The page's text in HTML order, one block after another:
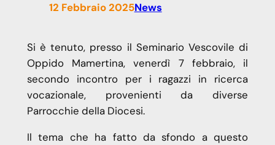
12 Febbraio 2025News
Si è tenuto, presso il Seminario Vescovile di
Oppido Mamertina, venerdì 7 febbraio, il
secondo incontro per i ragazzi in ricerca
vocazionale, provenienti da diverse
Parrocchie della Diocesi.
Il tema che ha fatto da sfondo a questo